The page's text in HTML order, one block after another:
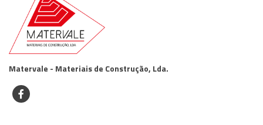
Matervale - Materiais de Construção, Lda.